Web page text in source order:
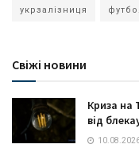
укрзалізниця
Свіжі новини
Криза на
від